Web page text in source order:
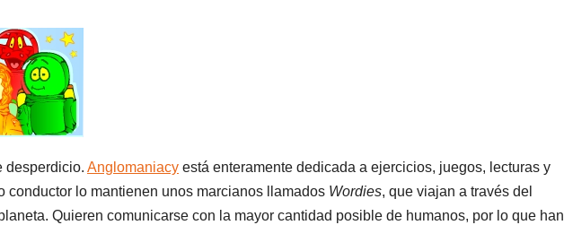
desperdicio. Anglomaniacy está enteramente dedicada a ejercicios, juegos, lecturas y
conductor lo mantienen unos marcianos llamados Wordies, que viajan a través del
Quieren comunicarse con la mayor cantidad posible de humanos, por lo que han